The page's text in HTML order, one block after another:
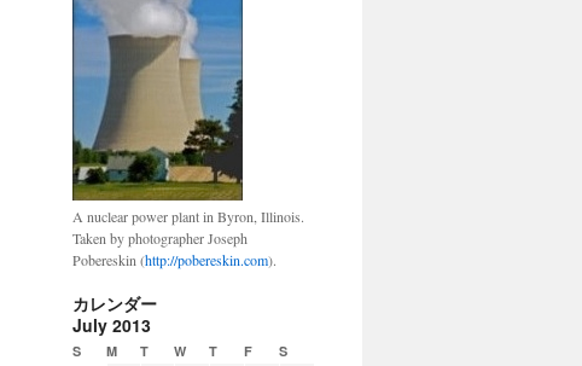
A nuclear power plant in Byron, Illinois.
Taken by photographer Joseph
Pobereskin (http://pobereskin.com).
カレンダー
July 2013
S M T W T F S